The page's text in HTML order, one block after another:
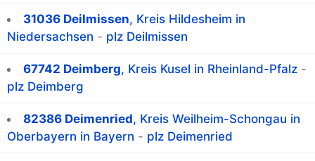
31036 Deilmissen, Kreis Hildesheim in
Niedersachsen - plz Deilmissen
67742 Deimberg, Kreis Kusel in Rheinland-Pfalz -
plz Deimberg
82386 Deimenried, Kreis Weilheim-Schongau in
Oberbayern in Bayern - plz Deimenried